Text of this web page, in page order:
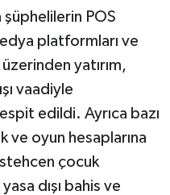
POS
platformları ve
yatırım,
vaadiyle
edildi. Ayrıca bazı
ve oyun hesaplarına
çocuk
dışı bahis ve